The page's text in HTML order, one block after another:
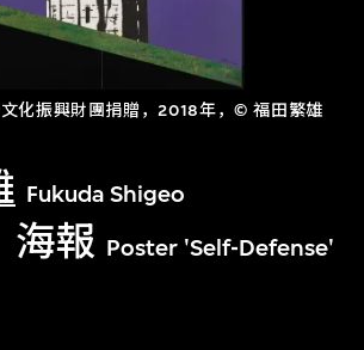
化振興財團捐贈，2018年，© 福田繁雄
Fukuda Shigeo
海報 Poster 'Self-Defense'